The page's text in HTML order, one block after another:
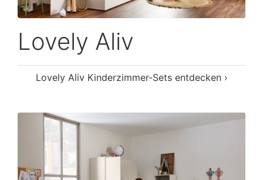
Lovely Aliv
Lovely Aliv Kinderzimmer-Sets entdecken ›